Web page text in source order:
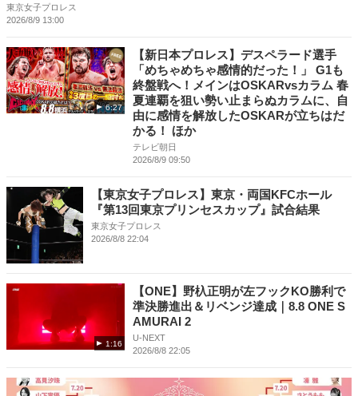
東京女子プロレス
2026/8/9 13:00
6:27
【新日本プロレス】デスペラード選手
「めちゃめちゃ感情的だった！」 G1も
終盤戦へ！メインはOSKARvsカラム 春
夏連覇を狙い勢い止まらぬカラムに、自
由に感情を解放したOSKARが立ちはだ
かる！ ほか
テレビ朝日
2026/8/9 09:50
【東京女子プロレス】東京・両国KFCホール
『第13回東京プリンセスカップ』試合結果
東京女子プロレス
2026/8/8 22:04
1:16
【ONE】野杁正明が左フックKO勝利で
準決勝進出＆リベンジ達成｜8.8 ONE S
AMURAI 2
U-NEXT
2026/8/8 22:05